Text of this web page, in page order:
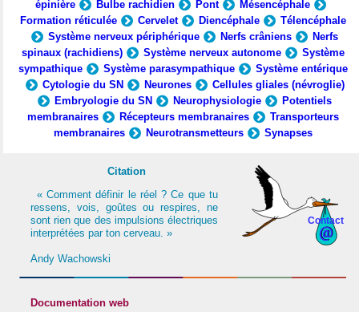
épinière
Bulbe rachidien Pont
Mésencéphale
Formation réticulée
Cervelet Diencéphale
Télencéphale
Système nerveux périphérique
Nerfs crâniens
Nerfs
spinaux (rachidiens)
Système nerveux autonome
Système
sympathique
Système parasympathique
Système entérique
Cytologie du SN
Neurones
Cellules gliales (névroglie)
Embryologie du SN
Neurophysiologie
Potentiels
membranaires
Récepteurs membranaires
Transporteurs
membranaires
Neurotransmetteurs Synapses
Contact
Citation
« Comment définir le réel ? Ce que tu
ressens, vois, goûtes ou respires, ne
sont rien que des impulsions électriques
interprétées par ton cerveau. »
Andy Wachowski
Documentation web